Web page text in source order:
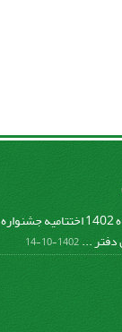
پنج شنبه 14 دی ماه 1402 اختتامیه جشنواره
...
1402-10-14